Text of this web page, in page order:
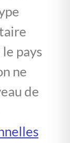
pays
ne
de